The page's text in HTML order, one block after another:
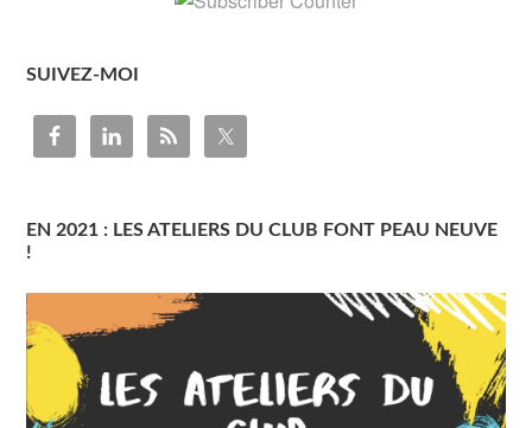
SUIVEZ-MOI
EN 2021 : LES ATELIERS DU CLUB FONT PEAU NEUVE
!